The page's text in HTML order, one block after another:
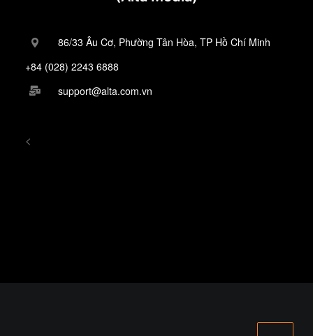
86/33 Âu Cơ, Phường Tân Hòa, TP Hồ Chí Minh
+84 (028) 2243 6888
support@alta.com.vn
<